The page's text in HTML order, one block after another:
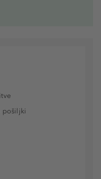
pošiljki